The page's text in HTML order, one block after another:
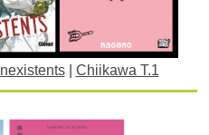
Inexistents| Chiikawa T.1